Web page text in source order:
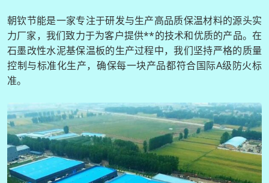
朝钦节能是一家专注于研发与生产高品质保温材料的源头实
力厂家，我们致力于为客户提供**的技术和优质的产品。在
石墨改性水泥基保温板的生产过程中，我们坚持严格的质量
控制与标准化生产，确保每一块产品都符合国际A级防火标
准。